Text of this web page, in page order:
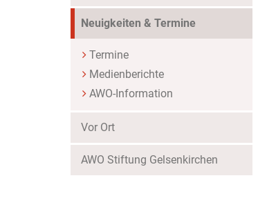
Neuigkeiten & Termine
Termine
Medienberichte
AWO-Information
Vor Ort
AWO Stiftung Gelsenkirchen